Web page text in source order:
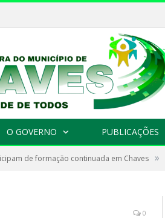
O GOVERNO PUBLICAÇÕES
de formação continuada em Chaves »
0